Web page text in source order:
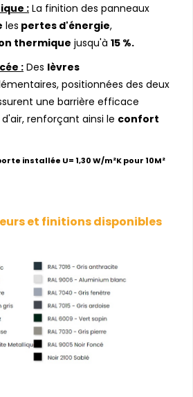
: La finition des panneaux
les pertes d'énergie,
thermique jusqu'à 15 %.
: Des lèvres
positionnées des deux
une barrière efficace
renforçant ainsi le confort
installée U= 1,30 W/m²K pour 10M²
et finitions disponibles